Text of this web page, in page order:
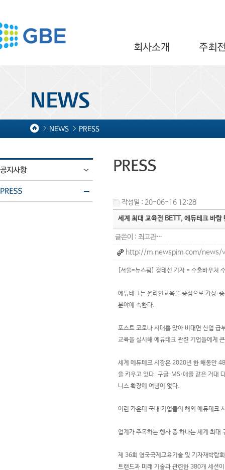
NEWS PRESS
작성일 : 20-06-16 12:28
세계 최대 교육전 BETT, 에듀테크 바람
글쓴이 : 최고관…
http://m.newspim.com/news/
[서울=뉴스핌] 정태선 기자 = 수출바우처
에듀테크는 온라인교육을 중심으로 가상·
분야에 속한다.
포스트 코로나 시대를 맞아 비대면 산업 급
교육을 실시해 에듀테크 관련 기업들에게
세계 에듀테크 시장은 2020년 한 해동안
을 키우고 있다. 구글·MS·애플 같은 거대
니스 확장에 여념이 없다.
이런 가운데 국내 기업들의 해외 에듀테크
업계가 주목하는 행사 중 하나는 세계 최
제 36회 영국국제교육기술 및 기자재박
트랜드과 미래 기술과 관련한 380개 세션